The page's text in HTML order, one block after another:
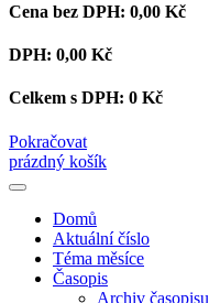
Cena bez DPH: 0,00 Kč
DPH: 0,00 Kč
Celkem s DPH: 0 Kč
Pokračovat
prázdný košík
Domů
Aktuální číslo
Téma měsíce
Časopis
Archiv časopisu